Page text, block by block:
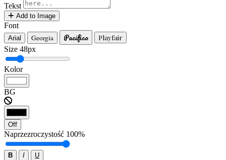
Tekst
Add to Image
Font
Arial Georgia Pacifico
Playfair
Size 48px
Kolor
BG
Off
Naprzezroczystość 100%
B I U